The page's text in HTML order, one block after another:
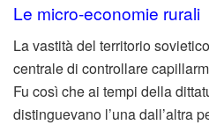
Le micro-economie rurali
La vastità del territorio
centrale di controllare
Fu così che ai tempi della
distinguevano l’una dall’altra